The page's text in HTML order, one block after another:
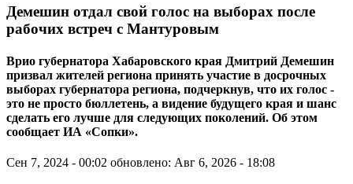
Демешин отдал свой голос на выборах после
рабочих встреч с Мантуровым
Врио губернатора Хабаровского края Дмитрий Демешин
призвал жителей региона принять участие в досрочных
выборах губернатора региона, подчеркнув, что их голос -
это не просто бюллетень, а видение будущего края и шанс
сделать его лучше для следующих поколений. Об этом
сообщает ИА «Сопки».
Сен 7, 2024 - 00:02 обновлено: Авг 6, 2026 - 18:08